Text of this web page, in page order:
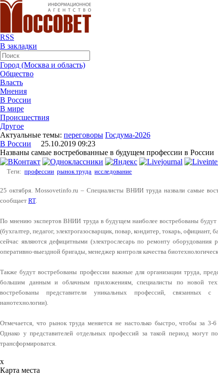
RSS
В закладки
Город (Москва и область)
Общество
Власть
Мнения
В России
В мире
Происшествия
Другое
Актуальные темы: переговоры Госдума-2026
В России 25.10.2019 09:23
Названы самые востребованные в будущем профессии в России
Теги: профессии рынок труда исследование
25 октября. Mossovetinfo.ru – Специалисты ВНИИ труда назвали самые
сообщает RT.
По мнению экспертов ВНИИ труда в будущем наиболее востребованы
(бухгалтер, педагог, электрогазосварщик, повар, кондитер, токарь,
сейчас являются дефицитными (электрослесарь по ремонту оборудования
оперативно-выездной бригады, менеджер контроля качества
Также будут востребованы профессии важные для организации труда,
большим данным и облачным приложениям, специалисты по новой
востребованы представители уникальных профессий, связанных с
нанотехнологии).
Отмечается, что рынок труда меняется не настолько быстро, чтобы за 3-
Однако у представителей отдельных профессий за такой период могут
трансформироватся.
x
Карта места